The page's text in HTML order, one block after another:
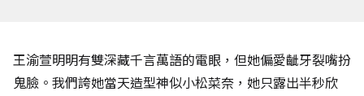
王渝萱明明有雙深藏千言萬語的電眼，但她偏愛齜牙裂嘴扮
鬼臉。我們誇她當天造型神似小松菜奈，她只露出半秒欣